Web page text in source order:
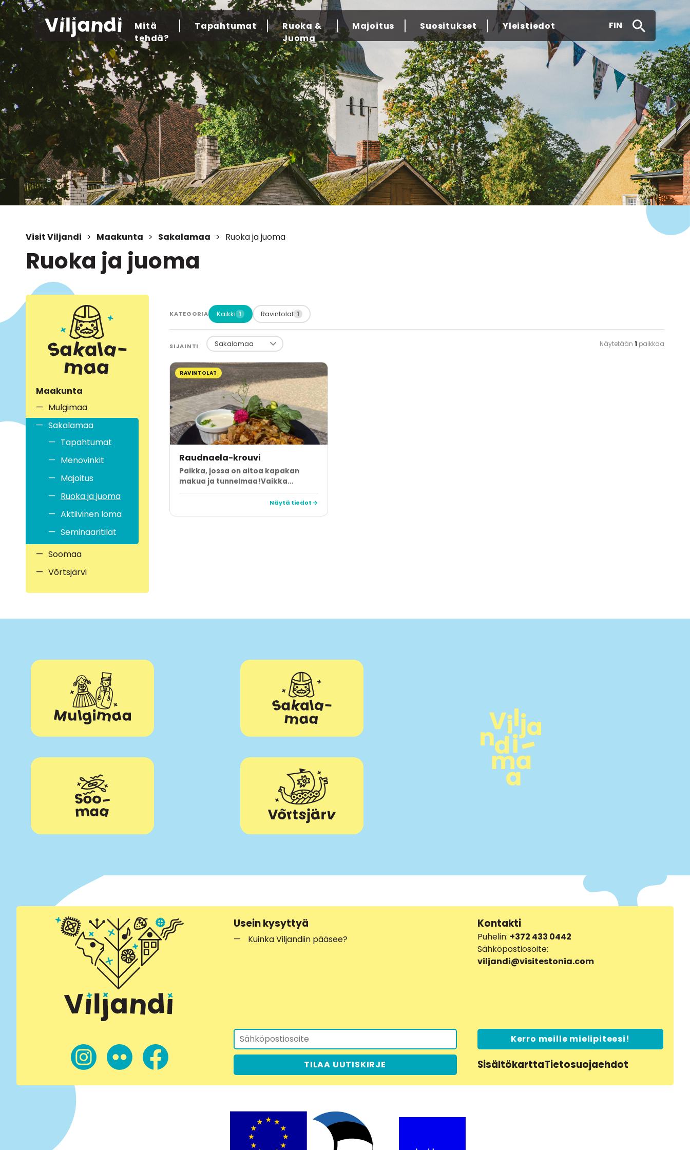
Mitä
tehdä?
Tapahtumat
Ruoka &
Juoma
Majoitus Suositukset Yleistiedot FIN
Visit Viljandi > Maakunta > Sakalamaa > Ruoka ja juoma
Ruoka ja juoma
Maakunta
Mulgimaa
Sakalamaa
Tapahtumat
Menovinkit
Majoitus
Ruoka ja juoma
Aktiivinen loma
Seminaaritilat
Soomaa
Võrtsjärvï
KATEGORIA Kaikki 1 Ravintolat 1
SIJAINTI Näytetään 1 paikkaa
RAVINTOLAT
Raudnaela-krouvi
Paikka, jossa on aitoa kapakan
makua ja tunnelmaa!Vaikka…
Näytä tiedot
Usein kysyttyä
Kuinka Viljandiin pääsee?
TILAA UUTISKIRJE
Kontakti
Puhelin: +372 433 0442
Sähköpostiosoite:
viljandi@visitestonia.com
Kerro meille mielipiteesi!
SisältökarttaTietosuojaehdot